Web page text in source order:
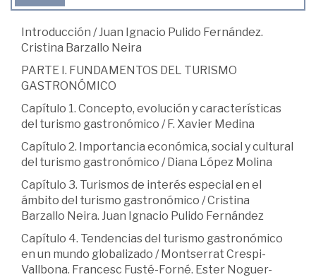
Introducción / Juan Ignacio Pulido Fernández.
Cristina Barzallo Neira
PARTE I. FUNDAMENTOS DEL TURISMO
GASTRONÓMICO
Capítulo 1. Concepto, evolución y características
del turismo gastronómico / F. Xavier Medina
Capítulo 2. Importancia económica, social y cultural
del turismo gastronómico / Diana López Molina
Capítulo 3. Turismos de interés especial en el
ámbito del turismo gastronómico / Cristina
Barzallo Neira. Juan Ignacio Pulido Fernández
Capítulo 4. Tendencias del turismo gastronómico
en un mundo globalizado / Montserrat Crespi-
Vallbona. Francesc Fusté-Forné. Ester Noguer-